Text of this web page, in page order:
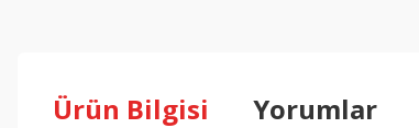
Ürün Bilgisi Yorumlar